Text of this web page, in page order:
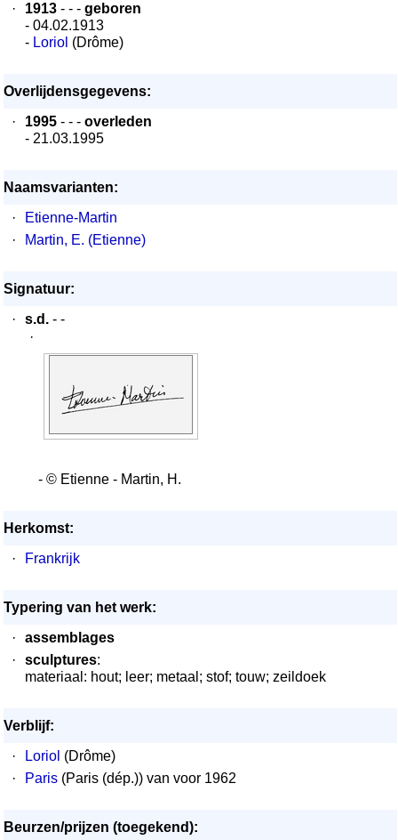
·
1913 - - - geboren
- 04.02.1913
- Loriol (Drôme)
Overlijdensgegevens:
·
1995 - - - overleden
- 21.03.1995
Naamsvarianten:
·
Etienne-Martin
·
Martin, E. (Etienne)
Signatuur:
·
s.d. - -
·
- © Etienne - Martin, H.
Herkomst:
·
Frankrijk
Typering van het werk:
·
assemblages
·
sculptures:
materiaal: hout; leer; metaal; stof; touw; zeildoek
Verblijf:
·
Loriol (Drôme)
·
Paris (Paris (dép.)) van voor 1962
Beurzen/prijzen (toegekend):